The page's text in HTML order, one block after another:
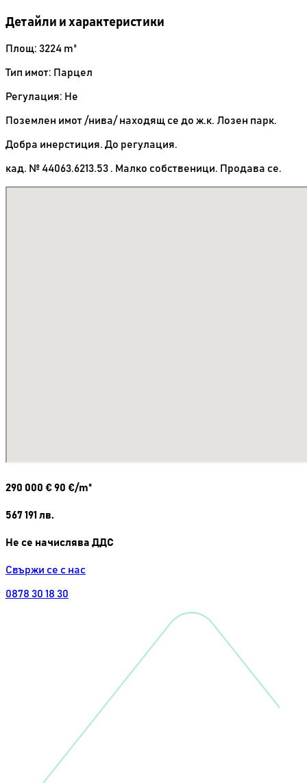
Детайли и характеристики
Площ: 3224 m²
Тип имот: Парцел
Регулация: Не
Поземлен имот /нива/ находящ се до ж.к. Лозен парк.
Добра инерстиция. До регулация.
кад. № 44063.6213.53 . Малко собственици. Продава се.
290 000 €90 €/m²
567 191 лв.
Не се начислява ДДС
Свържи се с нас
0878 30 18 30